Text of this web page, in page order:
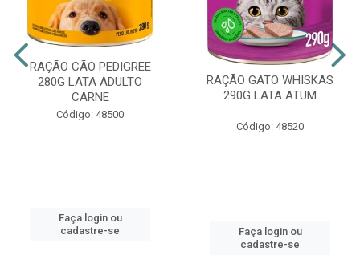
RAÇÃO CÃO PEDIGREE
280G LATA ADULTO
CARNE
Código: 48500
Faça login ou
cadastre-se
RAÇÃO GATO WHISKAS
290G LATA ATUM
Código: 48520
Faça login ou
cadastre-se